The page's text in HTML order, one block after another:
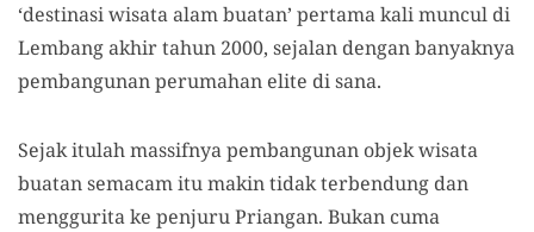
‘destinasi wisata alam buatan’ pertama kali muncul di
Lembang akhir tahun 2000, sejalan dengan banyaknya
pembangunan perumahan elite di sana.
Sejak itulah massifnya pembangunan objek wisata
buatan semacam itu makin tidak terbendung dan
menggurita ke penjuru Priangan. Bukan cuma